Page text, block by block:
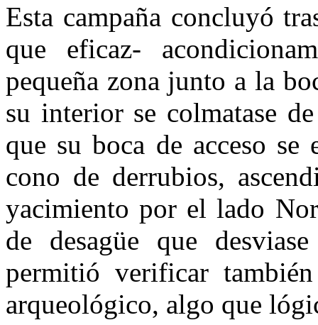
Esta campaña concluyó
que eficaz-
pequeña zona junto a la
su interior se colmatase
que su boca de acceso
cono de derrubios,
yacimiento por el lado
de desagüe que
permitió verificar
arqueológico, algo que